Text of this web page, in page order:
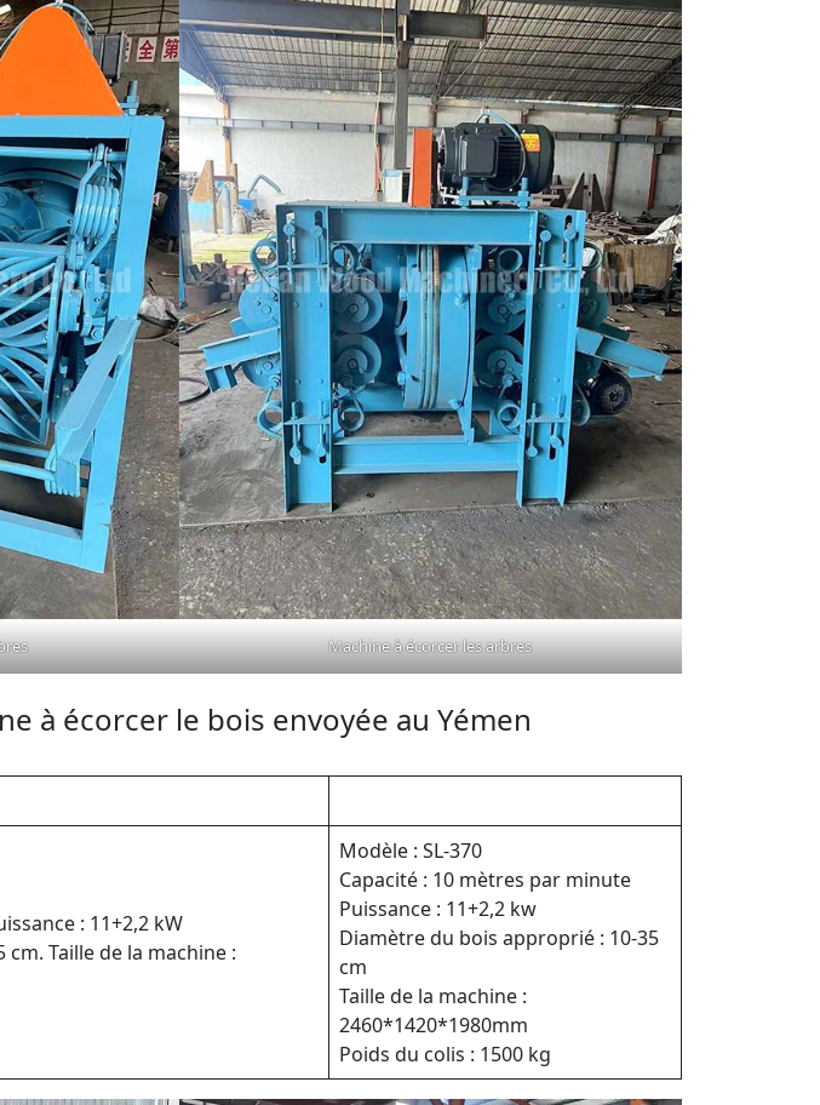
Machine à écorcer les arbres
à écorcer le bois envoyée au Yémen
: 11+2,2 kW
Taille de la machine :
Modèle : SL-370
Capacité : 10 mètres par minute
Puissance : 11+2,2 kw
Diamètre du bois approprié : 10-35
cm
Taille de la machine :
2460*1420*1980mm
Poids du colis : 1500 kg